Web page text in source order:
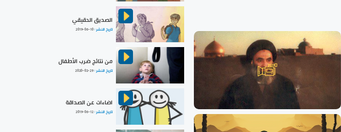
الصديق الحقيقي
تاريخ النشر :2019-06-10
من نتائج ضرب الأطفال
تاريخ النشر :2020-02-29
اضاءات عن الصداقة
تاريخ النشر :2019-06-12